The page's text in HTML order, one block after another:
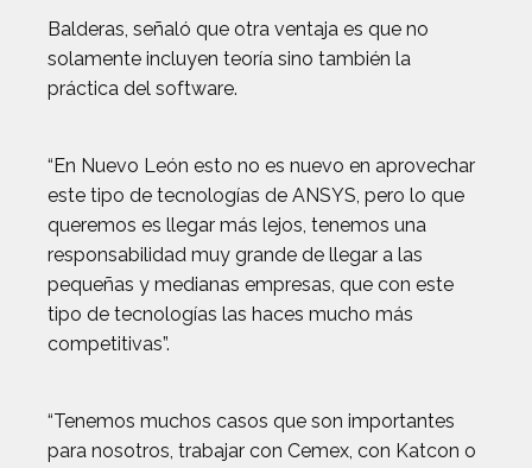
Balderas, señaló que otra ventaja es que no
solamente incluyen teoría sino también la
práctica del software.
“En Nuevo León esto no es nuevo en aprovechar
este tipo de tecnologías de ANSYS, pero lo que
queremos es llegar más lejos, tenemos una
responsabilidad muy grande de llegar a las
pequeñas y medianas empresas, que con este
tipo de tecnologías las haces mucho más
competitivas”.
“Tenemos muchos casos que son importantes
para nosotros, trabajar con Cemex, con Katcon o